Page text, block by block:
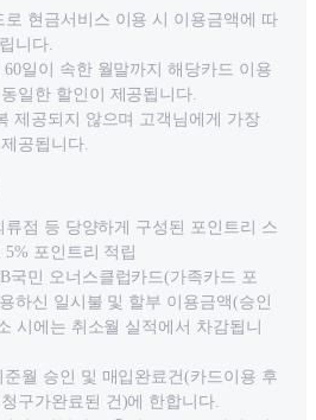
현금서비스 이용 시 이용금액에 따
니다.
일이 속한 월말까지 해당카드 이용
일한 할인이 제공됩니다.
제공되지 않으며 고객님에게 가장
공됩니다.
점 등 당양하게 구성된 포인트리 스
포인트리 적립
국민 오너스클럽카드(가족카드 포
하신 일시불 및 할부 이용금액(승인
시에는 취소월 실적에서 차감됩니
월 승인 및 매입완료건(카드이용 후
구가완료된 건)에 한합니다.